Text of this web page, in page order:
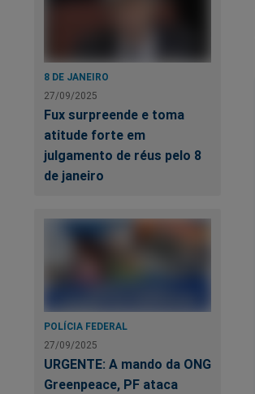
8 DE JANEIRO
27/09/2025
Fux surpreende e toma
atitude forte em
julgamento de réus pelo 8
de janeiro
POLÍCIA FEDERAL
27/09/2025
URGENTE: A mando da ONG
Greenpeace, PF ataca